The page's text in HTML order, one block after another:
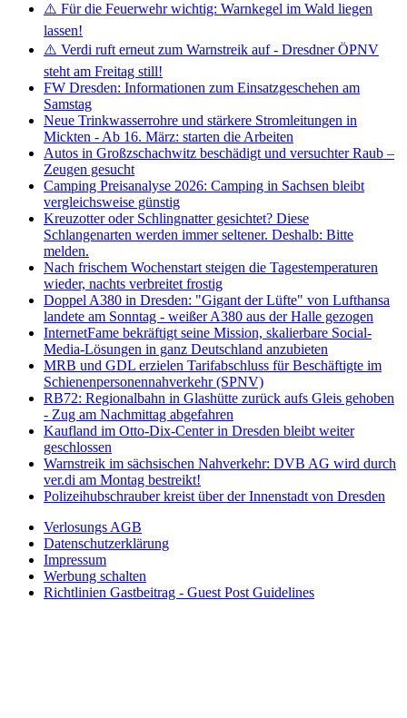
⚠️ Für die Feuerwehr wichtig: Warnkegel im Wald liegen
lassen!
⚠️ Verdi ruft erneut zum Warnstreik auf - Dresdner ÖPNV
steht am Freitag still!
FW Dresden: Informationen zum Einsatzgeschehen am
Samstag
Neue Trinkwasserrohre und stärkere Stromleitungen in
Mickten - Ab 16. März: starten die Arbeiten
Autos in Großzschachwitz beschädigt und versuchter Raub –
Zeugen gesucht
Camping Preisanalyse 2026: Camping in Sachsen bleibt
vergleichsweise günstig
Kreuzotter oder Schlingnatter gesichtet? Diese
Schlangenarten werden immer seltener. Deshalb: Bitte
melden.
Nach frischem Wochenstart steigen die Tagestemperaturen
wieder, nachts verbreitet frostig
Doppel A380 in Dresden: "Gigant der Lüfte" von Lufthansa
landete am Sonntag - weißer A380 aus der Halle gezogen
InternetFame bekräftigt seine Mission, skalierbare Social-
Media-Lösungen in ganz Deutschland anzubieten
MRB und GDL erzielen Tarifabschluss für Beschäftigte im
Schienenpersonennahverkehr (SPNV)
RB72: Regionalbahn in Glashütte zurück aufs Gleis gehoben
- Zug am Nachmittag abgefahren
Kaufland im Otto-Dix-Center in Dresden bleibt weiter
geschlossen
Warnstreik im sächsischen Nahverkehr: DVB AG wird durch
ver.di am Montag bestreikt!
Polizeihubschrauber kreist über der Innenstadt von Dresden
Verlosungs AGB
Datenschutzerklärung
Impressum
Werbung schalten
Richtlinien Gastbeitrag - Guest Post Guidelines